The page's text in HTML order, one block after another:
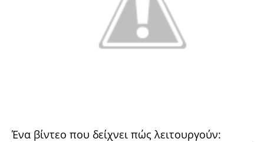
Ένα βίντεο που δείχνει πώς λειτουργούν: